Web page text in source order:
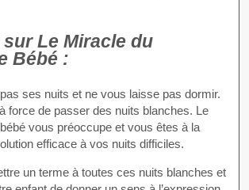
sur Le Miracle du
Bébé :
ses nuits et ne vous laisse pas dormir.
force de passer des nuits blanches. Le
vous préoccupe et vous êtes à la
efficace à vos nuits difficiles.
un terme à toutes ces nuits blanches et